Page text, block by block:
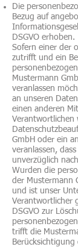
Die
Bezug auf
DSGVO erhoben.
Sofern einer der
zutrifft und ein
Mustermann
veranlassen
an unseren
einen anderen
Verantwortlichen
GmbH oder ein
veranlassen,
unverzüglich
Wurden die
der Mustermann
und ist unser
Verantwortlicher
DSGVO zur
trifft die